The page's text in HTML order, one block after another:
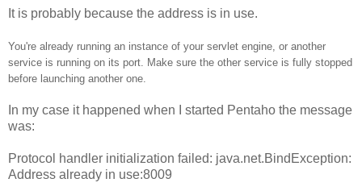
It is probably because the address is in use.
You're already running an instance of your servlet engine, or another
service is running on its port. Make sure the other service is fully stopped
before launching another one.
In my case it happened when I started Pentaho the message
was:
Protocol handler initialization failed: java.net.BindException:
Address already in use:8009